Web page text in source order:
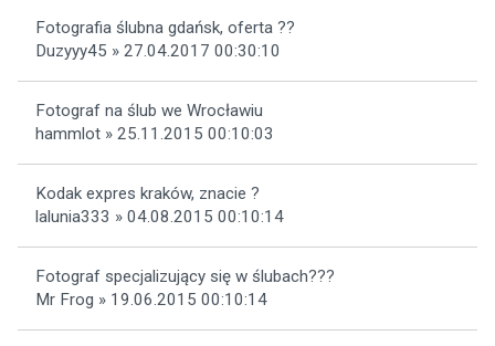
Fotografia ślubna gdańsk, oferta ??
Duzyyy45 » 27.04.2017 00:30:10
Fotograf na ślub we Wrocławiu
hammlot » 25.11.2015 00:10:03
Kodak expres kraków, znacie ?
lalunia333 » 04.08.2015 00:10:14
Fotograf specjalizujący się w ślubach???
Mr Frog » 19.06.2015 00:10:14